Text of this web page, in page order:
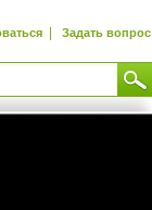
| Задать вопрос